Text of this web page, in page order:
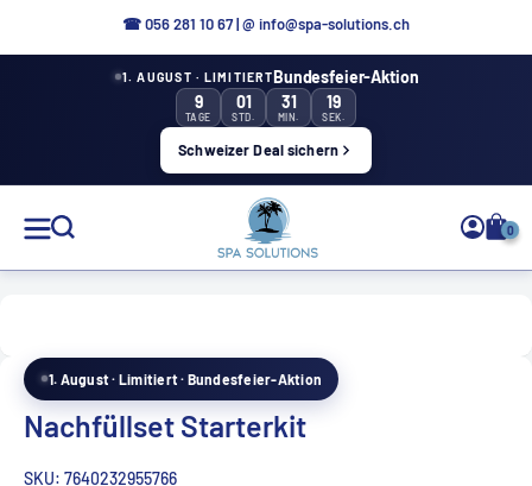
☎ 056 281 10 67|@ info@spa-solutions.ch
1. AUGUST · LIMITIERTBundesfeier-Aktion
9
TAGE
01
STD.
31
MIN.
18
SEK.
Schweizer Deal sichern
Solutions
de
0
1. August · Limitiert · Bundesfeier-Aktion
Nachfüllset Starterkit
SKU: 7640232955766